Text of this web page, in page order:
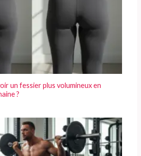
un fessier plus volumineux en
?